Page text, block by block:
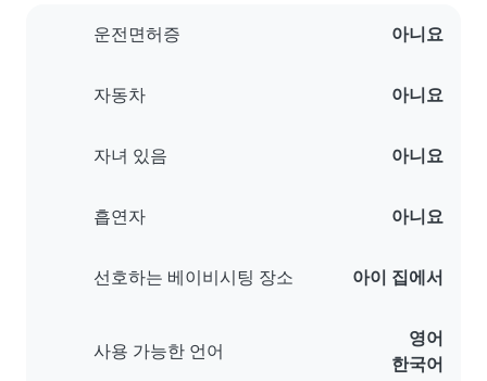
운전면허증 아니요
자동차 아니요
자녀 있음 아니요
흡연자 아니요
선호하는 베이비시팅 장소 아이 집에서
사용 가능한 언어
영어
한국어